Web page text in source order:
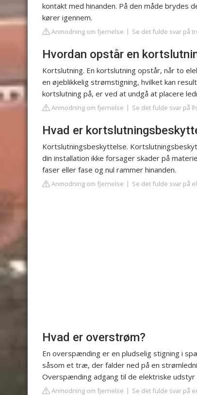
kontakt med hinanden. På den måde brydes
kører igennem.
Anmodning om fjernelse Se det fulde svar på
Hvordan opstår en
Kortslutning. En kortslutning opstår, når to
en øjeblikkelig strømstigning, hvilket kan
kortslutning på, er ved at undgå at placere
Anmodning om fjernelse Se det fulde svar på
Hvad er
Kortslutningsbeskyttelse.
din installation ikke forsager skader på
faser eller fase og nul rammer hinanden.
Anmodning om fjernelse Se det fulde svar på
Hvad er overstrøm?
En overspænding er en pludselig stigning i
såsom et træ, der falder ned på en
Overspænding adgang til de elektriske udstyr
Anmodning om fjernelse Se det fulde svar på